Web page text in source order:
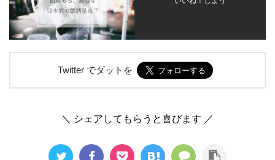
Twitter でダットを
＼ シェアしてもらうと喜びます ／